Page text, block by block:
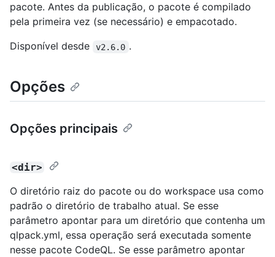
pacote. Antes da publicação, o pacote é compilado
pela primeira vez (se necessário) e empacotado.
Disponível desde
v2.6.0 .
Opções
Opções principais
<dir>
O diretório raiz do pacote ou do workspace usa como
padrão o diretório de trabalho atual. Se esse
parâmetro apontar para um diretório que contenha um
qlpack.yml, essa operação será executada somente
nesse pacote CodeQL. Se esse parâmetro apontar